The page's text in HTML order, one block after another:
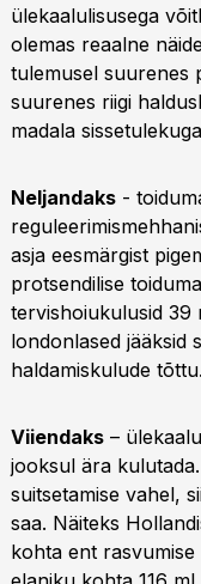
ülekaalulisusega
olemas reaalne
tulemusel suurenes
suurenes riigi
madala
Neljandaks -
asja eesmärgist
protsendilise
tervishoiukulusid 39
londonlased jääksid
haldamiskulude tõttu.
Viiendaks –
jooksul ära
suitsetamise vahel,
saa. Näiteks
kohta ent